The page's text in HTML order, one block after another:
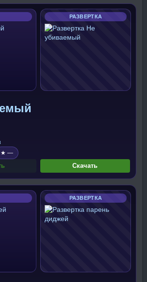
РАЗВЕРТКА
★ —
Скачать
РАЗВЕРТКА